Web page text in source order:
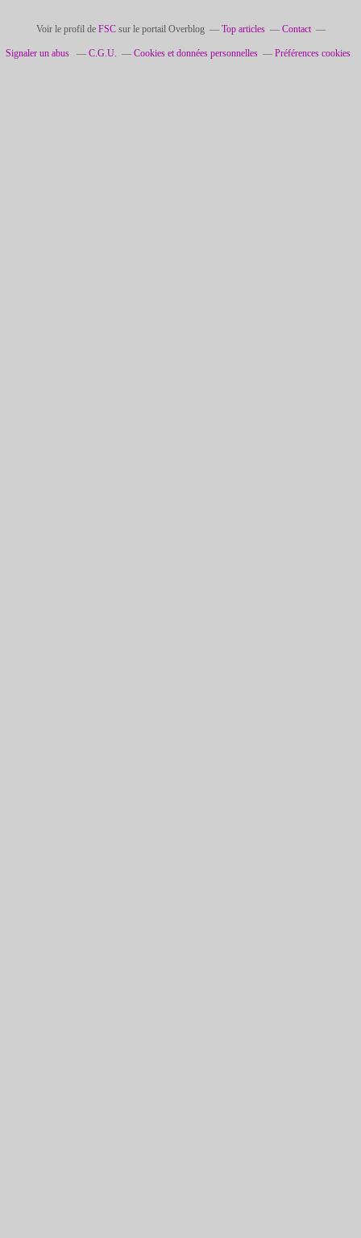
Voir le profil de FSCsur le portail Overblog Top articles Contact
Signaler un abus C.G.U. Cookies et données personnelles Préférences cookies